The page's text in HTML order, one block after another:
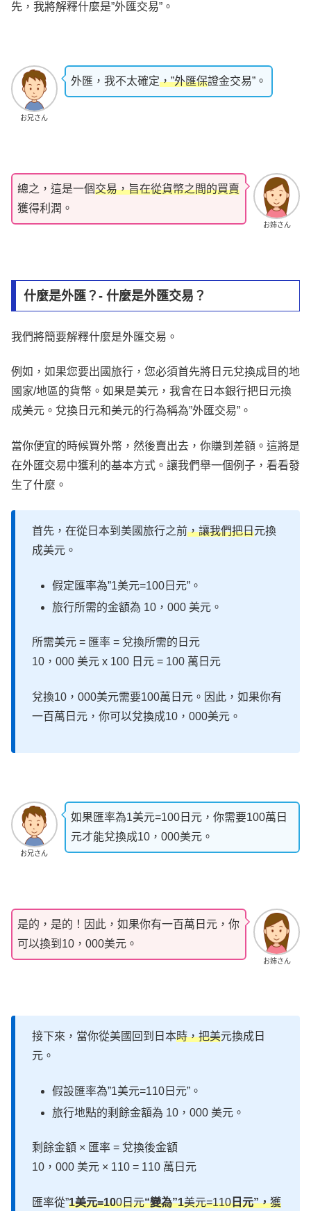
先，我將解釋什麼是”外匯交易”。
お兄さん
外匯，我不太確定，”外匯保證金交易”。
お姉さん
總之，這是一個交易，旨在從貨幣之間的買賣
獲得利潤。
什麼是外匯？- 什麼是外匯交易？
我們將簡要解釋什麼是外匯交易。
例如，如果您要出國旅行，您必須首先將日元兌換成目的地
國家/地區的貨幣。如果是美元，我會在日本銀行把日元換
成美元。兌換日元和美元的行為稱為”外匯交易”。
當你便宜的時候買外幣，然後賣出去，你賺到差額。這將是
在外匯交易中獲利的基本方式。讓我們舉一個例子，看看發
生了什麼。
首先，在從日本到美國旅行之前，讓我們把日元換
成美元。
假定匯率為”1美元=100日元”。
旅行所需的金額為 10，000 美元。
所需美元 = 匯率 = 兌換所需的日元
10，000 美元 x 100 日元 = 100 萬日元
兌換10，000美元需要100萬日元。因此，如果你有
一百萬日元，你可以兌換成10，000美元。
お兄さん
如果匯率為1美元=100日元，你需要100萬日
元才能兌換成10，000美元。
お姉さん
是的，是的！因此，如果你有一百萬日元，你
可以換到10，000美元。
接下來，當你從美國回到日本時，把美元換成日
元。
假設匯率為”1美元=110日元”。
旅行地點的剩餘金額為 10，000 美元。
剩餘金額 × 匯率 = 兌換後金額
10，000 美元 × 110 = 110 萬日元
匯率從”1美元=100日元“變為”1美元=110日元”，獲